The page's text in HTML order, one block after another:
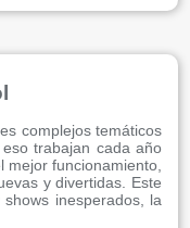
complejos temáticos
trabajan cada año
mejor funcionamiento,
y divertidas. Este
inesperados, la